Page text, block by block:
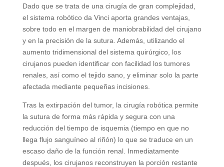
Dado que se trata de una cirugía de gran complejidad,
el sistema robótico da Vinci aporta grandes ventajas,
sobre todo en el margen de maniobrabilidad del cirujano
y en la precisión de la sutura. Además, utilizando el
aumento tridimensional del sistema quirúrgico, los
cirujanos pueden identificar con facilidad los tumores
renales, así como el tejido sano, y eliminar solo la parte
afectada mediante pequeñas incisiones.
Tras la extirpación del tumor, la cirugía robótica permite
la sutura de forma más rápida y segura con una
reducción del tiempo de isquemia (tiempo en que no
llega flujo sanguíneo al riñón) lo que se traduce en un
escaso daño de la función renal. Inmediatamente
después, los cirujanos reconstruyen la porción restante